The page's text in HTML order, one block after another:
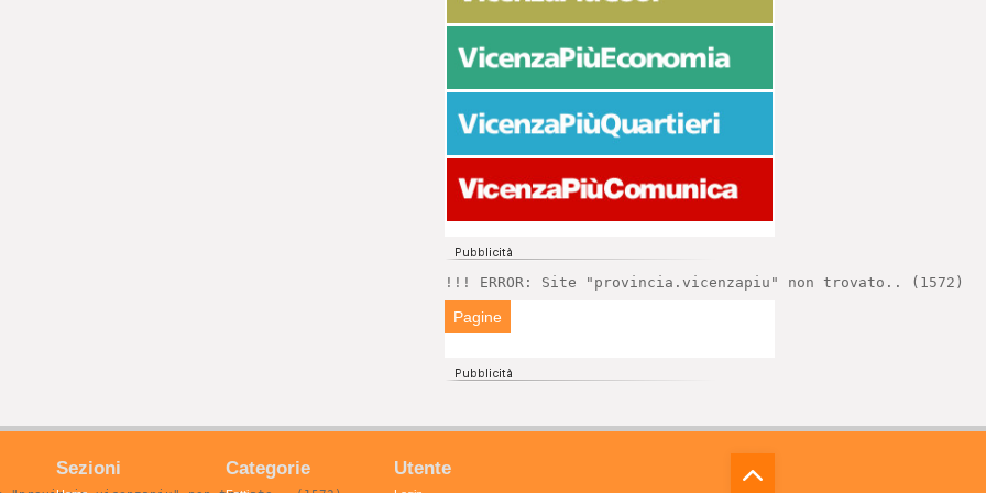
!!! ERROR: Site "provincia.vicenzapiu" non trovato.. (1572)
Pagine
Sezioni Categorie Utente